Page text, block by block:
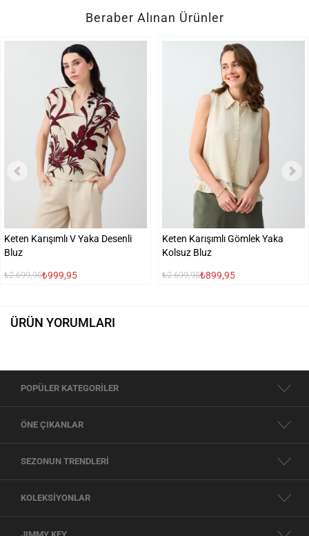
Beraber Alınan Ürünler
Keten Karışımlı V Yaka Desenli
Bluz
₺2.699,95₺999,95
Keten Karışımlı Gömlek Yaka
Kolsuz Bluz
₺2.699,95₺899,95
ÜRÜN YORUMLARI
POPÜLER KATEGORİLER
ÖNE ÇIKANLAR
SEZONUN TRENDLERİ
KOLEKSİYONLAR